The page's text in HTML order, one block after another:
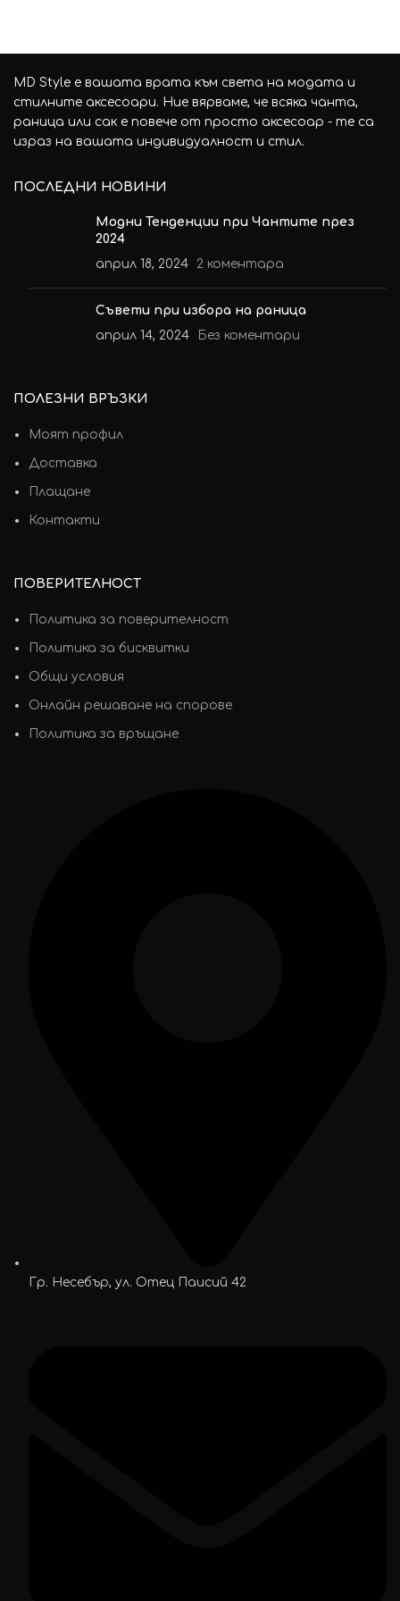
MD Style е вашата врата към света на модата и
стилните аксесоари. Ние вярваме, че всяка чанта,
раница или сак е повече от просто аксесоар - те са
израз на вашата индивидуалност и стил.
ПОСЛЕДНИ НОВИНИ
Модни Тенденции при Чантите през
2024
април 18, 2024
2 коментара
Съвети при избора на раница
април 14, 2024
Без коментари
ПОЛЕЗНИ ВРЪЗКИ
Моят профил
Доставка
Плащане
Контакти
ПОВЕРИТЕЛНОСТ
Политика за поверителност
Политика за бисквитки
Общи условия
Онлайн решаване на спорове
Политика за връщане
Гр. Несебър, ул. Отец Паисий 42